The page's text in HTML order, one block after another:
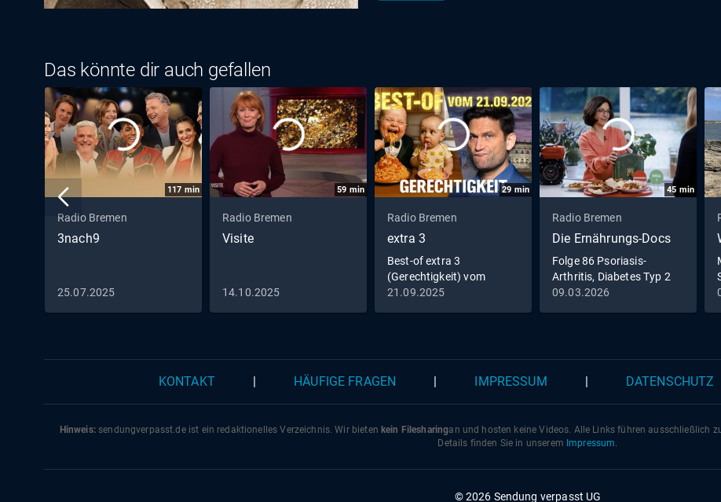
Das könnte dir auch gefallen
117 min
Radio Bremen
3nach9
25.07.2025
59 min
Radio Bremen
Visite
14.10.2025
29 min
Radio Bremen
extra 3
Best-of extra 3
(Gerechtigkeit) vom
21.09.2025
21.09.2025
45 min
Radio Bremen
Die Ernährungs-Docs
Folge 86 Psoriasis-
Arthritis, Diabetes Typ 2
09.03.2026
KONTAKT HÄUFIGE FRAGEN IMPRESSUM DATENSCHUTZ
Hinweis:sendungverpasst.deist ein redaktionelles Verzeichnis. Wir bieten kein Filesharingan und hosten keine Videos. Alle Links führen ausschließlich
Details finden Sie in unserem Impressum.
© 2026 Sendung verpasst UG